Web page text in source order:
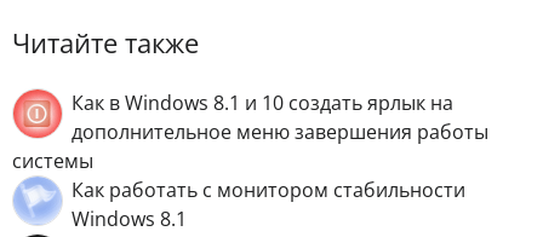
Читайте также
Как в Windows 8.1 и 10 создать ярлык на
дополнительное меню завершения работы
системы
Как работать с монитором стабильности
Windows 8.1